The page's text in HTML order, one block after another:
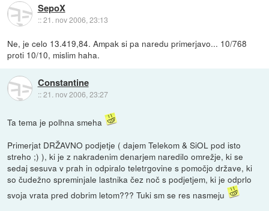
SepoX
::21. nov 2006, 23:13
Ne, je celo 13.419,84. Ampak si pa naredu primerjavo... 10/768
proti 10/10, mislim haha.
Constantine
::21. nov 2006, 23:27
Ta tema je polhna smeha
Primerjat DRŽAVNO podjetje ( dajem Telekom & SiOL pod isto
streho ;) ), ki je z nakradenim denarjem naredilo omrežje, ki se
sedaj sesuva v prah in odpiralo teletrgovine s pomočjo države, ki
so čudežno spreminjale lastnika čez noč s podjetjem, ki je odprlo
svoja vrata pred dobrim letom??? Tuki sm se res nasmeju